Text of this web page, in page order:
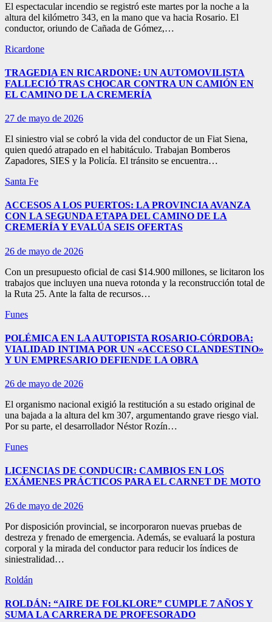
El espectacular incendio se registró este martes por la noche a la
altura del kilómetro 343, en la mano que va hacia Rosario. El
conductor, oriundo de Cañada de Gómez,…
Ricardone
TRAGEDIA EN RICARDONE: UN AUTOMOVILISTA
FALLECIÓ TRAS CHOCAR CONTRA UN CAMIÓN EN
EL CAMINO DE LA CREMERÍA
27 de mayo de 2026
El siniestro vial se cobró la vida del conductor de un Fiat Siena,
quien quedó atrapado en el habitáculo. Trabajan Bomberos
Zapadores, SIES y la Policía. El tránsito se encuentra…
Santa Fe
ACCESOS A LOS PUERTOS: LA PROVINCIA AVANZA
CON LA SEGUNDA ETAPA DEL CAMINO DE LA
CREMERÍA Y EVALÚA SEIS OFERTAS
26 de mayo de 2026
Con un presupuesto oficial de casi $14.900 millones, se licitaron los
trabajos que incluyen una nueva rotonda y la reconstrucción total de
la Ruta 25. Ante la falta de recursos…
Funes
POLÉMICA EN LA AUTOPISTA ROSARIO-CÓRDOBA:
VIALIDAD INTIMA POR UN «ACCESO CLANDESTINO»
Y UN EMPRESARIO DEFIENDE LA OBRA
26 de mayo de 2026
El organismo nacional exigió la restitución a su estado original de
una bajada a la altura del km 307, argumentando grave riesgo vial.
Por su parte, el desarrollador Néstor Rozín…
Funes
LICENCIAS DE CONDUCIR: CAMBIOS EN LOS
EXÁMENES PRÁCTICOS PARA EL CARNET DE MOTO
26 de mayo de 2026
Por disposición provincial, se incorporaron nuevas pruebas de
destreza y frenado de emergencia. Además, se evaluará la postura
corporal y la mirada del conductor para reducir los índices de
siniestralidad…
Roldán
ROLDÁN: “AIRE DE FOLKLORE” CUMPLE 7 AÑOS Y
SUMA LA CARRERA DE PROFESORADO